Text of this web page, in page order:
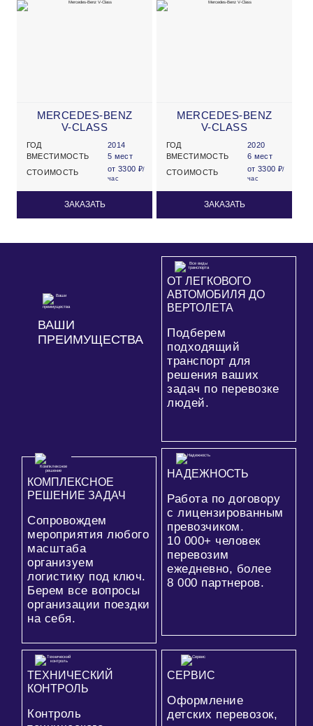
MERCEDES-BENZ
V-CLASS
ГОД
2014
ВМЕСТИМОСТЬ
5 мест
СТОИМОСТЬ
от 3300 ₽/
час
ЗАКАЗАТЬ
MERCEDES-BENZ
V-CLASS
ГОД
2020
ВМЕСТИМОСТЬ
6 мест
СТОИМОСТЬ
от 3300 ₽/
час
ЗАКАЗАТЬ
ВАШИ
ПРЕИМУЩЕСТВА
ОТ ЛЕГКОВОГО
АВТОМОБИЛЯ ДО
ВЕРТОЛЕТА
Подберем
подходящий
транспорт для
решения ваших
задач по перевозке
людей.
КОМПЛЕКСНОЕ
РЕШЕНИЕ ЗАДАЧ
Сопровождем
мероприятия любого
масштаба
организуем
логистику под ключ.
Берем все вопросы
организации поездки
на себя.
НАДЕЖНОСТЬ
Работа по договору
с лицензированным
превозчиком.
10 000+ человек
перевозим
ежедневно, более
8 000 партнеров.
ТЕХНИЧЕСКИЙ
КОНТРОЛЬ
Контроль
СЕРВИС
Оформление
детских перевозок,